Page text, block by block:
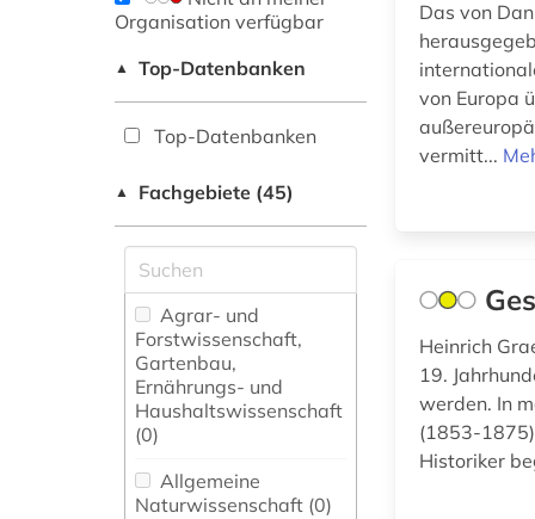
Organisation verfügbar
▲ Top-Datenbanken
Top-Datenbanken
▲ Fachgebiete (45)
Agrar- und
Forstwissenschaft,
Gartenbau,
Ernährungs- und
Haushaltswissenschaft
(0)
Allgemeine
Naturwissenschaft (0)
Das von
von Europa
vermitt...
Heinrich
19.
werden. In
(1853-
Historiker